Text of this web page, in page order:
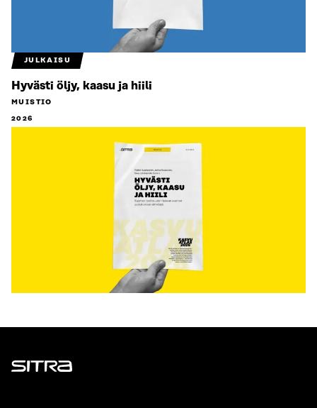
JULKAISU
Hyvästi öljy, kaasu ja hiili
MUISTIO
2026
Sitra